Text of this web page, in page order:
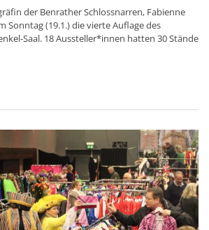
der Benrather Schlossnarren, Fabienne
Sonntag (19.1.) die vierte Auflage des
Saal. 18 Aussteller*innen hatten 30 Stände